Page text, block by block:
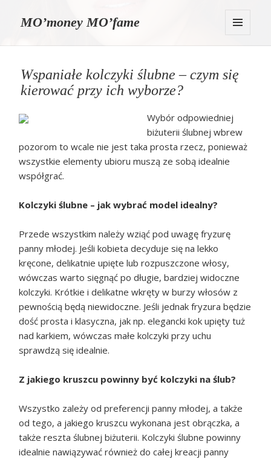
MO’money MO’fame
WIDGETY
Wspaniałe kolczyki ślubne – czym się
kierować przy ich wyborze?
Wybór odpowiedniej
biżuterii ślubnej wbrew
pozorom to wcale nie jest taka prosta rzecz, ponieważ
wszystkie elementy ubioru muszą ze sobą idealnie
współgrać.
Kolczyki ślubne – jak wybrać model idealny?
Przede wszystkim należy wziąć pod uwagę fryzurę
panny młodej. Jeśli kobieta decyduje się na lekko
kręcone, delikatnie upięte lub rozpuszczone włosy,
wówczas warto sięgnąć po długie, bardziej widoczne
kolczyki. Krótkie i delikatne wkręty w burzy włosów z
pewnością będą niewidoczne. Jeśli jednak fryzura będzie
dość prosta i klasyczna, jak np. elegancki kok upięty tuż
nad karkiem, wówczas małe kolczyki przy uchu
sprawdzą się idealnie.
Z jakiego kruszcu powinny być kolczyki na ślub?
Wszystko zależy od preferencji panny młodej, a także
od tego, a jakiego kruszcu wykonana jest obrączka, a
także reszta ślubnej biżuterii. Kolczyki ślubne powinny
idealnie nawiązywać również do całej kreacji panny